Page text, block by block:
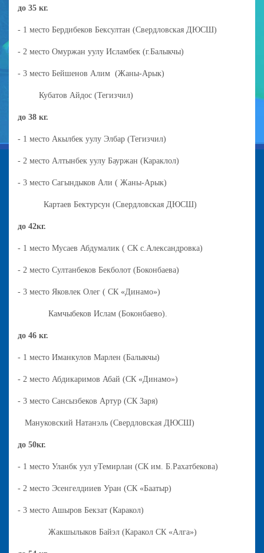
до 35 кг.
- 1 место Бердибеков Бексултан (Свердловская ДЮСШ)
- 2 место Омуржан уулу Исламбек (г.Балыкчы)
- 3 место Бейшенов Алим (Жаны-Арык)
Кубатов Айдос (Тегизчил)
до 38 кг.
- 1 место Акылбек уулу Элбар (Тегизчил)
- 2 место Алтынбек уулу Бауржан (Караклол)
- 3 место Сагындыков Али ( Жаны-Арык)
Картаев Бектурсун (Свердловская ДЮСШ)
до 42кг.
- 1 место Мусаев Абдумалик ( СК с.Александровка)
- 2 место Султанбеков Бекболот (Боконбаева)
- 3 место Яковлек Олег ( СК «Динамо»)
Камчыбеков Ислам (Боконбаево).
до 46 кг.
- 1 место Иманкулов Марлен (Балыкчы)
- 2 место Абдикаримов Абай (СК «Динамо»)
- 3 место Сансызбеков Артур (СК Заря)
Мануковский Натанэль (Свердловская ДЮСШ)
до 50кг.
- 1 место Уланбк уул уТемирлан (СК им. Б.Рахатбекова)
- 2 место Эсенгелдииев Уран (СК «Баатыр)
- 3 место Ашыров Бекзат (Каракол)
Жакшылыков Байэл (Каракол СК «Алга»)